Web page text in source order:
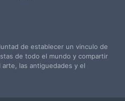
de establecer un vinculo de
de todo el mundo y compartir
las antiguedades y el